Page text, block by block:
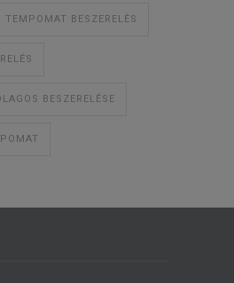
TEMPOMAT BESZERELÉS
BESZERELÉSE